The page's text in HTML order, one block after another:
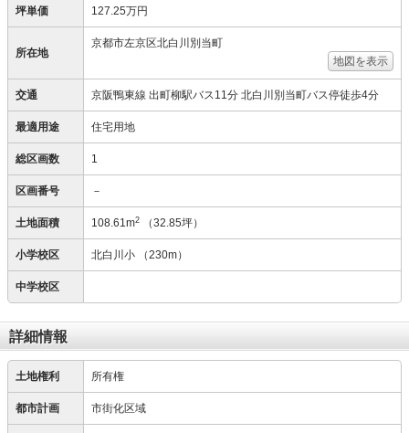
坪単価 127.25万円
所在地
京都市左京区北白川別当町
地図を表示
交通 京阪鴨東線 出町柳駅バス11分 北白川別当町バス停徒歩4分
最適用途 住宅用地
総区画数 1
区画番号 －
土地面積 108.61m2 （32.85坪）
小学校区 北白川小 （230m）
中学校区
詳細情報
土地権利 所有権
都市計画 市街化区域